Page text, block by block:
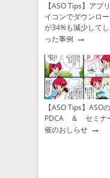
【ASO Tips】アプ
イコンでダウンロ
が34%も減少してし
った事例 →
【ASO Tips】ASOの
PDCA ＆ セミナ
催のおしらせ →